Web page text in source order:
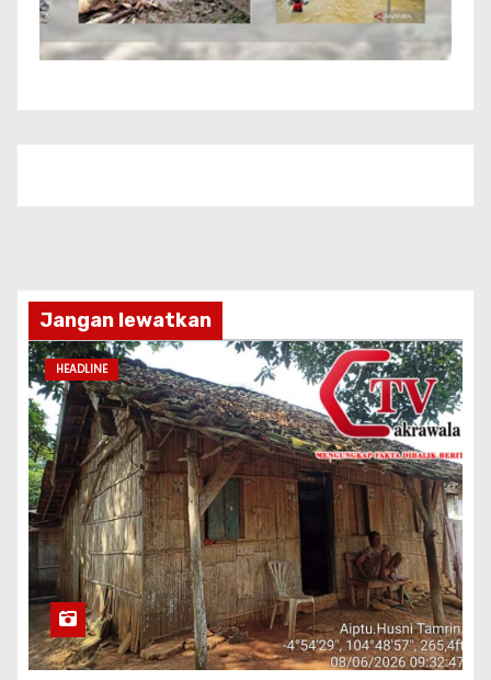
Jangan lewatkan
HEADLINE